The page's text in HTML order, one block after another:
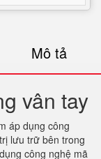
Mô tả
vân tay
áp dụng công
lưu trữ bên trong
công nghệ mã